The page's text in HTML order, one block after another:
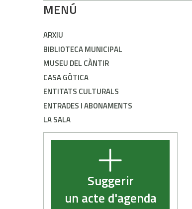
MENÚ
ARXIU
BIBLIOTECA MUNICIPAL
MUSEU DEL CÀNTIR
CASA GÒTICA
ENTITATS CULTURALS
ENTRADES I ABONAMENTS
LA SALA
Suggerir
un acte d'agenda